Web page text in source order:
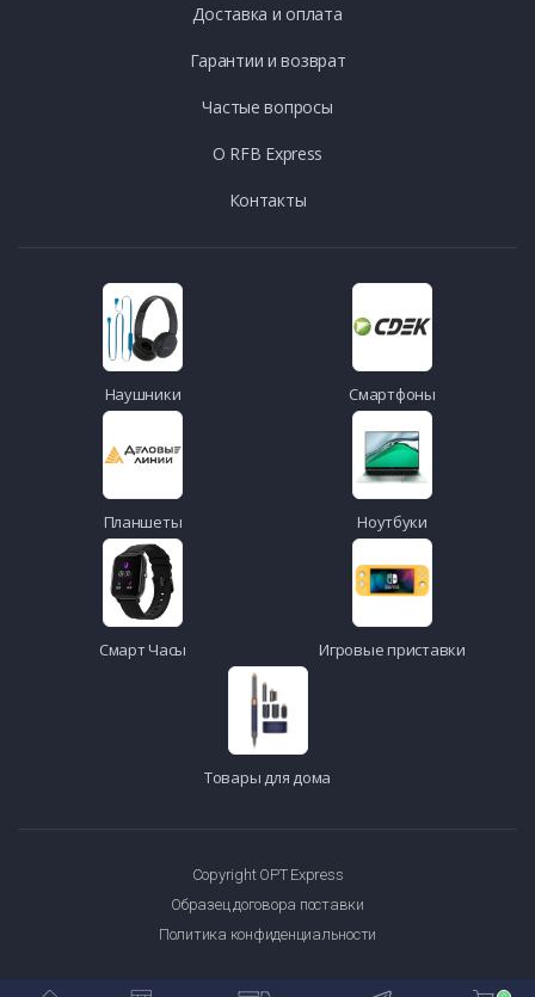
Доставка и оплата
Гарантии и возврат
Частые вопросы
О RFB Express
Контакты
Наушники Смартфоны
Планшеты Ноутбуки
Смарт Часы Игровые приставки
Товары для дома
Copyright OPT Express
Образец договора поставки
Политика конфиденциальности